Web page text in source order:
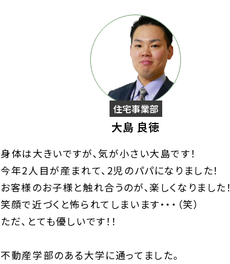
住宅事業部
大島 良徳
身体は大きいですが、気が小さい大島です！
今年2人目が産まれて、2児のパパになりました！
お客様のお子様と触れ合うのが、楽しくなりました！
笑顔で近づくと怖られてしまいます・・・（笑）
ただ、とても優しいです！！
不動産学部のある大学に通ってました。